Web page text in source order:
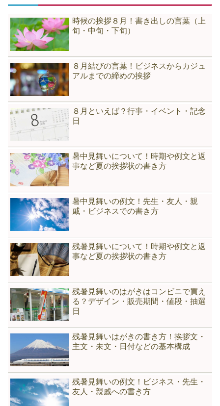
時候の挨拶８月！書き出しの言葉（上
旬・中旬・下旬）
８月結びの言葉！ビジネスからカジュ
アルまでの締めの挨拶
８月といえば？行事・イベント・記念
日
暑中見舞いについて！時期や例文と返
事など夏の挨拶状の書き方
暑中見舞いの例文！先生・友人・親
戚・ビジネスでの書き方
残暑見舞いについて！時期や例文と返
事など夏の挨拶状の書き方
残暑見舞いのはがきはコンビニで買え
る？デザイン・販売期間・値段・抽選
日
残暑見舞いはがきの書き方！挨拶文・
主文・未文・日付などの基本構成
残暑見舞いの例文！ビジネス・先生・
友人・親戚への書き方